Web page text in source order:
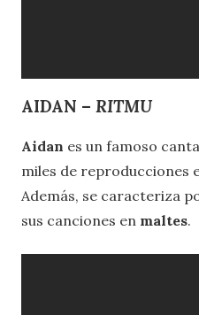
AIDAN – RITMU
Aidan es un famoso
miles de reproducciones
Además, se caracteriza
sus canciones en maltes.